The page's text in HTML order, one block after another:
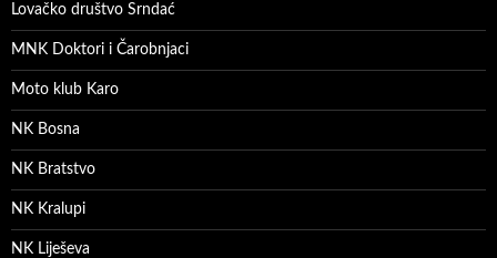
Lovačko društvo Srndać
MNK Doktori i Čarobnjaci
Moto klub Karo
NK Bosna
NK Bratstvo
NK Kralupi
NK Liješeva